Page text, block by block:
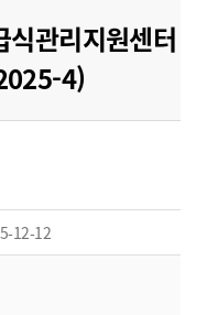
식관리지원센터
4)
12-12